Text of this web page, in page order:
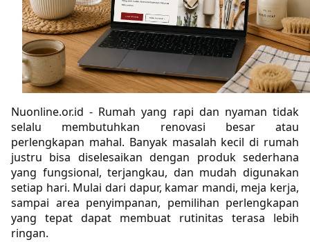
Nuonline.or.id - Rumah yang rapi dan nyaman tidak
selalu membutuhkan renovasi besar atau
perlengkapan mahal. Banyak masalah kecil di rumah
justru bisa diselesaikan dengan produk sederhana
yang fungsional, terjangkau, dan mudah digunakan
setiap hari. Mulai dari dapur, kamar mandi, meja kerja,
sampai area penyimpanan, pemilihan perlengkapan
yang tepat dapat membuat rutinitas terasa lebih
ringan.